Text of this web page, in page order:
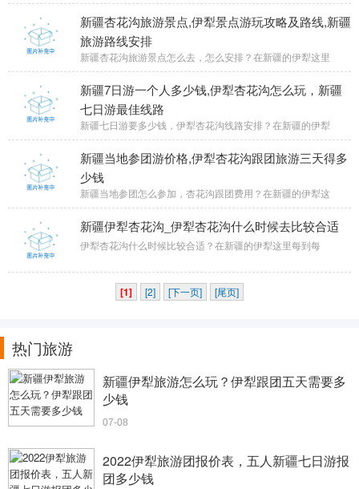
新疆杏花沟旅游景点,伊犁景点游玩攻略及路线,新疆
旅游路线安排
新疆杏花沟旅游景点怎么去，怎么安排？在新疆的伊犁这里
新疆7日游一个人多少钱,伊犁杏花沟怎么玩，新疆
七日游最佳线路
新疆七日游要多少钱，伊犁杏花沟线路安排？在新疆的伊犁
新疆当地参团游价格,伊犁杏花沟跟团旅游三天得多
少钱
新疆当地参团怎么参加，杏花沟跟团费用？在新疆的伊犁这
新疆伊犁杏花沟_伊犁杏花沟什么时候去比较合适
伊犁杏花沟什么时候比较合适？在新疆的伊犁这里每到每
[1] [2] [下一页] [尾页]
热门旅游
新疆伊犁旅游怎么玩？伊犁跟团五天需要多
少钱
07-08
2022伊犁旅游团报价表，五人新疆七日游报
团多少钱